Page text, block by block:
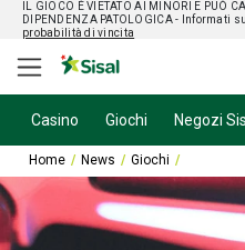
IL GIOCO È VIETATO AI MINORI E PUÒ
DIPENDENZA PATOLOGICA - Informati
probabilità di vincita
Casino Giochi Negozi
Home News Giochi